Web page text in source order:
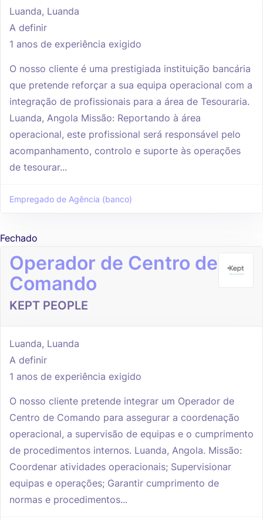
Luanda, Luanda
A definir
1 anos de experiência exigido
O nosso cliente é uma prestigiada instituição bancária
que pretende reforçar a sua equipa operacional com a
integração de profissionais para a área de Tesouraria.
Luanda, Angola Missão: Reportando à área
operacional, este profissional será responsável pelo
acompanhamento, controlo e suporte às operações
de tesourar...
Empregado de Agência (banco)
Fechado
Operador de Centro de
Comando
KEPT PEOPLE
Luanda, Luanda
A definir
1 anos de experiência exigido
O nosso cliente pretende integrar um Operador de
Centro de Comando para assegurar a coordenação
operacional, a supervisão de equipas e o cumprimento
de procedimentos internos. Luanda, Angola. Missão:
Coordenar atividades operacionais; Supervisionar
equipas e operações; Garantir cumprimento de
normas e procedimentos...